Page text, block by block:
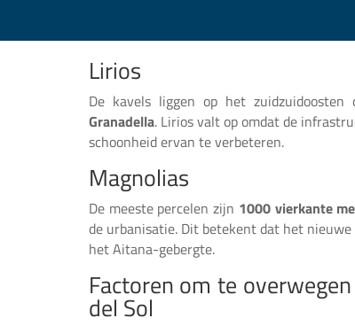
Lirios
De kavels liggen op het zuidzuidoosten
Granadella. Lirios valt op omdat de
schoonheid ervan te verbeteren.
Magnolias
De meeste percelen zijn 1000 vierkante
de urbanisatie. Dit betekent dat het
het Aitana-gebergte.
Factoren om te
del Sol